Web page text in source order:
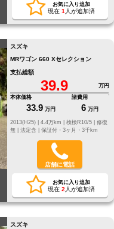
お気に入り追加
現在 1 人が追加済
スズキ
MRワゴン 660 Xセレクション
支払総額
39.9
万円
本体価格
33.9 万円
諸費用
6 万円
修復
無 | 法定含 | 保証付・3ヶ月・3千km
店舗に電話
お気に入り追加
現在 2 人が追加済
スズキ